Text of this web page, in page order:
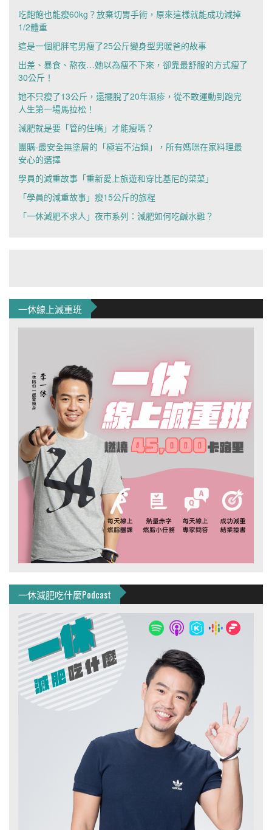
吃飽飽也能瘦60kg？放棄切胃手術，原來這樣就能成功減掉
1/2體重
這是一個肥胖宅男瘦了25公斤變身型男暖爸的故事
出差、暴食、熬夜…她以為瘦不下來，卻靠最舒服的方式瘦了
30公斤！
她不只瘦了13公斤，還擺脫了20年濕疹，從不敢運動到跑完
人生第一場馬拉松！
減肥就是要「管的住嘴」才能瘦嗎？
團購-最安全無塗層的「極岩不沾鍋」，所有媽咪在家料理最
安心的選擇
學員的減重故事「重新愛上旅遊和穿比基尼的菜菜」
「學員的減重故事」瘦15公斤的旅程
「一休減肥不求人」夜市系列：減肥如何吃鹹水雞？
一休線上減重班
一休減肥吃什麼Podcast